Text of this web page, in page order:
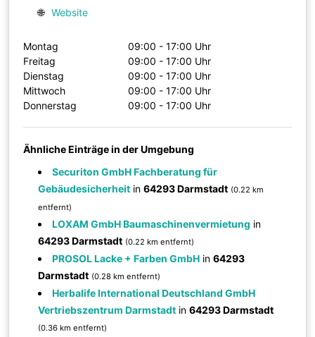
🌐 Website
Montag
09:00 - 17:00 Uhr
Freitag
09:00 - 17:00 Uhr
Dienstag
09:00 - 17:00 Uhr
Mittwoch
09:00 - 17:00 Uhr
Donnerstag
09:00 - 17:00 Uhr
Ähnliche Einträge in der Umgebung
Securiton GmbH Fachberatung für
Gebäudesicherheit in64293 Darmstadt (0.22 km
entfernt)
LOXAM GmbH Baumaschinenvermietung in
64293 Darmstadt (0.22 km entfernt)
PROSOL Lacke + Farben GmbH in64293
Darmstadt (0.28 km entfernt)
Herbalife International Deutschland GmbH
Vertriebszentrum Darmstadt in64293 Darmstadt
(0.36 km entfernt)